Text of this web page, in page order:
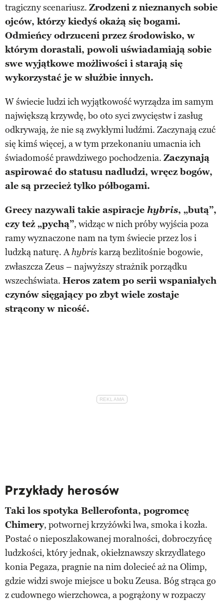
tragiczny scenariusz. Zrodzeni z nieznanych sobie
ojców, którzy kiedyś okażą się bogami.
Odmieńcy odrzuceni przez środowisko, w
którym dorastali, powoli uświadamiają sobie
swe wyjątkowe możliwości i starają się
wykorzystać je w służbie innych.
W świecie ludzi ich wyjątkowość wyrządza im samym
największą krzywdę, bo oto syci zwycięstw i zasług
odkrywają, że nie są zwykłymi ludźmi. Zaczynają czuć
się kimś więcej, a w tym przekonaniu umacnia ich
świadomość prawdziwego pochodzenia. Zaczynają
aspirować do statusu nadludzi, wręcz bogów,
ale są przecież tylko półbogami.
Grecy nazywali takie aspiracje hybris, „butą”,
czy też „pychą”, widząc w nich próby wyjścia poza
ramy wyznaczone nam na tym świecie przez los i
ludzką naturę. Ahybriskarzą bezlitośnie bogowie,
zwłaszcza Zeus – najwyższy strażnik porządku
wszechświata. Heros zatem po serii wspaniałych
czynów sięgający po zbyt wiele zostaje
strącony w nicość.
Przykłady herosów
Taki los spotyka Bellerofonta, pogromcę
Chimery, potwornej krzyżówki lwa, smoka i kozła.
Postać o nieposzlakowanej moralności, dobroczyńcę
ludzkości, który jednak, okiełznawszy skrzydlatego
konia Pegaza, pragnie na nim dolecieć aż na Olimp,
gdzie widzi swoje miejsce u boku Zeusa. Bóg strąca go
z cudownego wierzchowca, a pogrążony w rozpaczy